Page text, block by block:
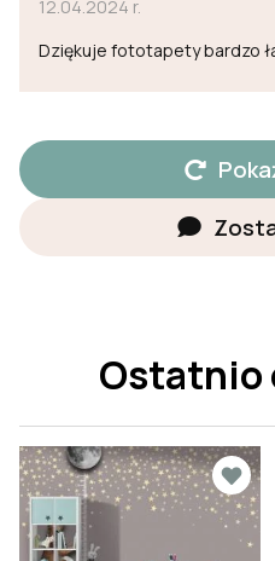
12.04.2024 r.
Dziękuje fototapety bardzo
Ostatnio